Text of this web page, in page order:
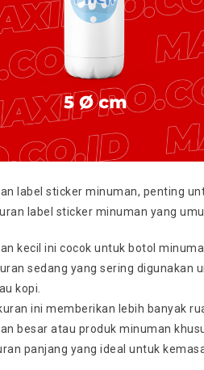
label sticker minuman, penting
label sticker minuman yang
kecil ini cocok untuk botol
sedang yang sering
kopi.
ini memberikan lebih banyak
besar atau produk minuman
panjang yang ideal untuk